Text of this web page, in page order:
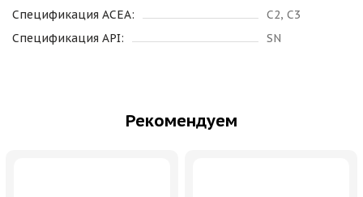
Спецификация ACEA:
C2, C3
Спецификация API:
SN
Рекомендуем